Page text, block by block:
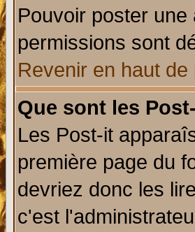
Pouvoir poster
permissions sont
Revenir en haut de
Que sont les
Les Post-it
première page du
devriez donc les
c'est